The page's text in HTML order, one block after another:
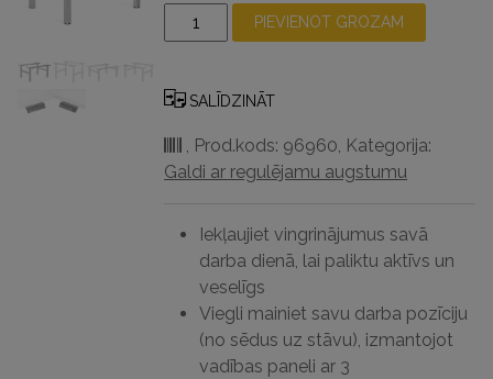
Regulējama
augstuma
pamatne
personām
PIEVIENOT GROZAM
SALĪDZINĀT
, Prod.kods: 96960, Kategorija:
Galdi ar regulējamu augstumu
Iekļaujiet vingrinājumus savā
darba dienā, lai paliktu aktīvs un
veselīgs
Viegli mainiet savu darba pozīciju
(no sēdus uz stāvu), izmantojot
vadības paneli ar 3